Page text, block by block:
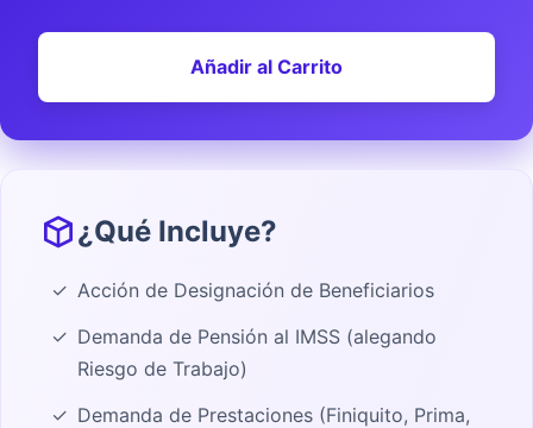
Añadir al Carrito
¿Qué Incluye?
Acción de Designación de Beneficiarios
Demanda de Pensión al IMSS (alegando
Riesgo de Trabajo)
Demanda de Prestaciones (Finiquito, Prima,